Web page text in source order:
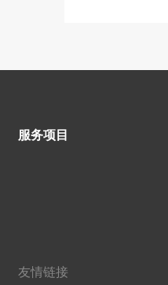
服务项目
友情链接